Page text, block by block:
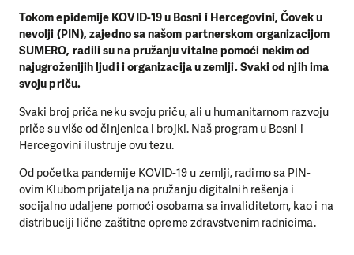
Tokom epidemije KOVID-19 u Bosni i Hercegovini, Čovek u
nevolji (PIN), zajedno sa našom partnerskom organizacijom
SUMERO, radili su na pružanju vitalne pomoći nekim od
najugroženijih ljudi i organizacija u zemlji. Svaki od njih ima
svoju priču.
Svaki broj priča neku svoju priču, ali u humanitarnom razvoju
priče su više od činjenica i brojki. Naš program u Bosni i
Hercegovini ilustruje ovu tezu.
Od početka pandemije KOVID-19 u zemlji, radimo sa PIN-
ovim Klubom prijatelja na pružanju digitalnih rešenja i
socijalno udaljene pomoći osobama sa invaliditetom, kao i na
distribuciji lične zaštitne opreme zdravstvenim radnicima.